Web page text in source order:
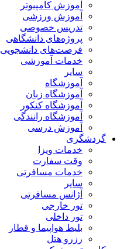
آموزش کامپیوتر
آموزش ورزشی
تدریس خصوصی
پروژه‌های دانشگاهی
فرصت‌های دانشجویی
خدمات آموزشی
سایر
آموزشگاه
آموزشگاه زبان
آموزشگاه کنکور
آموزشگاه رانندگی
آموزش درسی
گردشگری
خدمات ویزا
وقت سفارت
خدمات مسافرتی
سایر
آژانس مسافرتی
تور خارجی
تور داخلی
بلیط هواپیما و قطار
رزرو هتل